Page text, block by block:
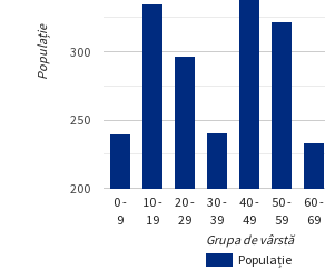
Populație
0 -
9
10 -
19
20 -
29
30 -
39
40 -
49
50 -
59
60 -
69
200
250
300
Grupa de vârstă
Populație